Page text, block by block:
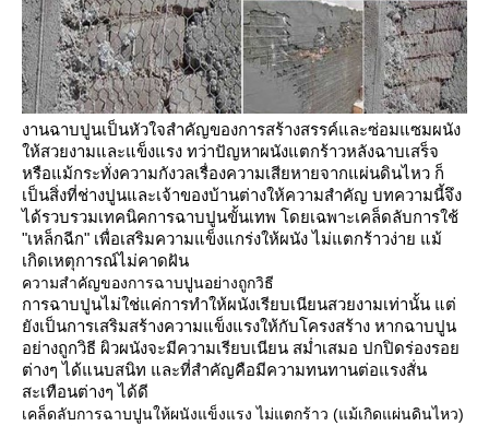
งานฉาบปูนเป็นหัวใจสำคัญของการสร้างสรรค์และซ่อมแซมผนัง
ห้สวยงามและแข็งแรง ทว่าปัญหาผนังแตกร้าวหลังฉาบเสร็จ
หรือแม้กระทั่งความกังวลเรื่องความเสียหายจากแผ่นดินไหว ก็
เป็นสิ่งที่ช่างปูนและเจ้าของบ้านต่างให้ความสำคัญ บทความนี้จึง
ได้รวบรวมเทคนิคการฉาบปูนขั้นเทพ โดยเฉพาะเคล็ดลับการใช้
"เหล็กฉีก" เพื่อเสริมความแข็งแกร่งให้ผนัง ไม่แตกร้าวง่าย แม้
เกิดเหตุการณ์ไม่คาดฝัน
ความสำคัญของการฉาบปูนอย่างถูกวิธี
การฉาบปูนไม่ใช่แค่การทำให้ผนังเรียบเนียนสวยงามเท่านั้น แต่
ังเป็นการเสริมสร้างความแข็งแรงให้กับโครงสร้าง หากฉาบปูน
อย่างถูกวิธี ผิวผนังจะมีความเรียบเนียน สม่ำเสมอ ปกปิดร่องรอ
ต่างๆ ได้แนบสนิท และที่สำคัญคือมีความทนทานต่อแรงสั่น
สะเทือนต่างๆ ได้ดี
เคล็ดลับการฉาบปูนให้ผนังแข็งแรง ไม่แตกร้าว (แม้เกิดแผ่นดินไหว)